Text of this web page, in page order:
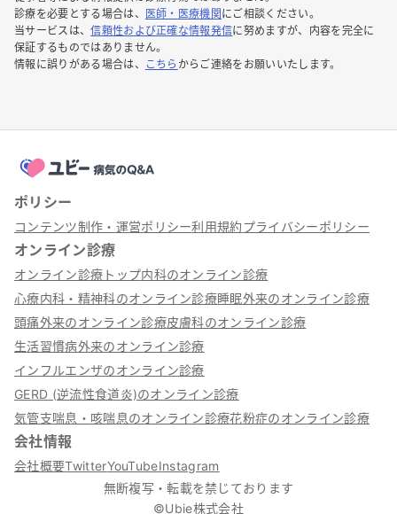
診療を必要とする場合は、
医師・医療機関 にご相談ください。
当サービスは、信頼性および正確な情報発信に努めますが、内容を完全に
保証するものではありません。
情報に誤りがある場合は、
こちら からご連絡をお願いいたします。
ポリシー
コンテンツ制作・運営ポリシー利用規約プライバシーポリシー
オンライン診療
オンライン診療トップ内科のオンライン診療
心療内科・精神科のオンライン診療睡眠外来のオンライン診療
頭痛外来のオンライン診療皮膚科のオンライン診療
生活習慣病外来のオンライン診療
インフルエンザのオンライン診療
GERD (逆流性食道炎)のオンライン診療
気管支喘息・咳喘息のオンライン診療花粉症のオンライン診療
会社情報
会社概要TwitterYouTubeInstagram
無断複写・転載を禁じております
©Ubie株式会社